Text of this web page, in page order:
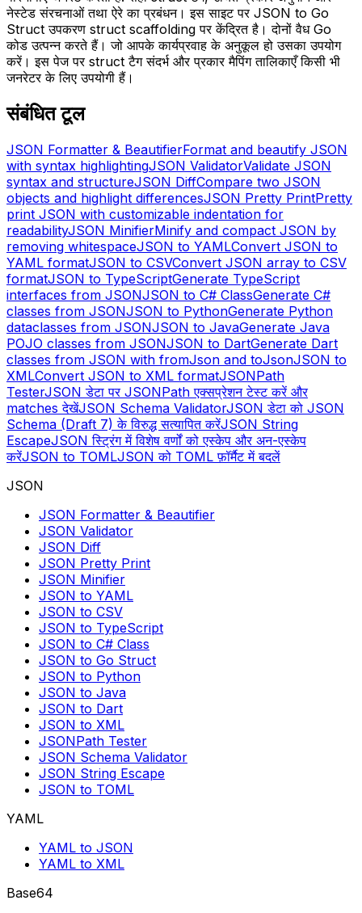
नेस्टेड संरचनाओं तथा ऐरे का प्रबंधन। इस साइट पर JSON to Go
Struct उपकरण struct scaffolding पर केंद्रित है। दोनों वैध Go
कोड उत्पन्न करते हैं। जो आपके कार्यप्रवाह के अनुकूल हो उसका उपयोग
करें। इस पेज पर struct टैग संदर्भ और प्रकार मैपिंग तालिकाएँ किसी भी
जनरेटर के लिए उपयोगी हैं।
संबंधित टूल
JSON Formatter & BeautifierFormat and beautify JSON
with syntax highlightingJSON ValidatorValidate JSON
syntax and structureJSON DiffCompare two JSON
objects and highlight differencesJSON Pretty PrintPretty
print JSON with customizable indentation for
readabilityJSON MinifierMinify and compact JSON by
removing whitespaceJSON to YAMLConvert JSON to
YAML formatJSON to CSVConvert JSON array to CSV
formatJSON to TypeScriptGenerate TypeScript
interfaces from JSONJSON to C# ClassGenerate C#
classes from JSONJSON to PythonGenerate Python
dataclasses from JSONJSON to JavaGenerate Java
POJO classes from JSONJSON to DartGenerate Dart
classes from JSON with fromJson and toJsonJSON to
XMLConvert JSON to XML formatJSONPath
TesterJSON डेटा पर JSONPath एक्सप्रेशन टेस्ट करें और
matches देखेंJSON Schema ValidatorJSON डेटा को JSON
Schema (Draft 7) के विरुद्ध सत्यापित करेंJSON String
EscapeJSON स्ट्रिंग में विशेष वर्णों को एस्केप और अन-एस्केप
करेंJSON to TOMLJSON को TOML फ़ॉर्मैट में बदलें
JSON
JSON Formatter & Beautifier
JSON Validator
JSON Diff
JSON Pretty Print
JSON Minifier
JSON to YAML
JSON to CSV
JSON to TypeScript
JSON to C# Class
JSON to Go Struct
JSON to Python
JSON to Java
JSON to Dart
JSON to XML
JSONPath Tester
JSON Schema Validator
JSON String Escape
JSON to TOML
YAML
YAML to JSON
YAML to XML
Base64